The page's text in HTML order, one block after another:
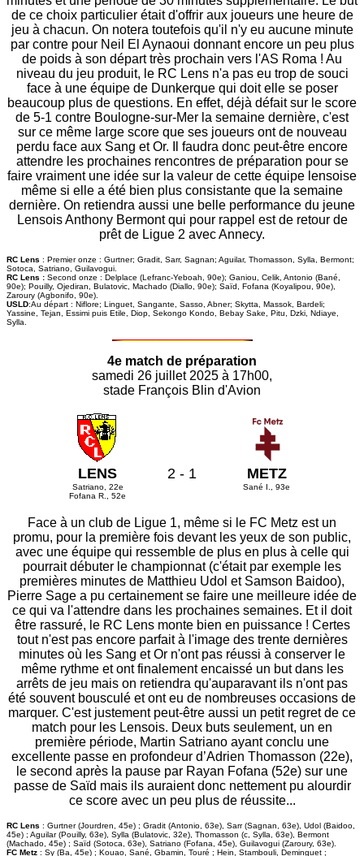
de ce choix particulier était d'offrir aux joueurs une heure de
jeu à chacun. On notera toutefois qu'il n'y eu aucune minute
par contre pour Neil El Aynaoui donnant encore un peu plus
de poids à son départ très prochain vers l'AS Roma ! Au
niveau du jeu produit, le RC Lens n'a pas eu trop de souci
face à une équipe de Dunkerque qui doit elle se poser
beaucoup plus de questions. En effet, déjà défait sur le score
de 5-1 contre Boulogne-sur-Mer la semaine dernière, c'est
sur ce même large score que ses joueurs ont de nouveau
perdu face aux Sang et Or. Il faudra donc peut-être encore
attendre les prochaines rencontres de préparation pour se
faire vraiment une idée sur la valeur de cette équipe lensoise
même si elle a été bien plus consistante que la semaine
dernière. On retiendra aussi une belle performance du jeune
Lensois Anthony Bermont qui pour rappel est de retour de
prêt de Ligue 2 avec Annecy.
RC Lens : Premier onze : Gurtner; Gradit, Sarr, Sagnan; Aguilar, Thomasson, Sylla, Bermont;
Sotoca, Satriano, Guilavogui.
RC Lens : Second onze : Delplace (Lefranc-Yeboah, 90e); Ganiou, Celik, Antonio (Bané,
90e); Pouilly, Ojediran, Bulatovic, Machado (Diallo, 90e); Saïd, Fofana (Koyalipou, 90e),
Zaroury (Agbonifo, 90e).
USLD:Au départ : Niflore; Linguet, Sangante, Sasso, Abner; Skytta, Massok, Bardeli;
Yassine, Tejan, Essimi puis Etile, Diop, Sekongo Kondo, Bebay Sake, Pitu, Dzki, Ndiaye,
Sylla.
4e match de préparation
samedi 26 juillet 2025 à 17h00,
stade François Blin d'Avion
LENS
Satriano, 22e
Fofana R., 52e
2 - 1 METZ
Sané I., 93e
Face à un club de Ligue 1, même si le FC Metz est un
promu, pour la première fois devant les yeux de son public,
avec une équipe qui ressemble de plus en plus à celle qui
pourrait débuter le championnat (c'était par exemple les
premières minutes de Matthieu Udol et Samson Baidoo),
Pierre Sage a pu certainement se faire une meilleure idée de
ce qui va l'attendre dans les prochaines semaines. Et il doit
être rassuré, le RC Lens monte bien en puissance ! Certes
tout n'est pas encore parfait à l'image des trente dernières
minutes où les Sang et Or n'ont pas réussi à conserver le
même rythme et ont finalement encaissé un but dans les
arrêts de jeu mais on retiendra qu'auparavant ils n'ont pas
été souvent bousculé et ont eu de nombreuses occasions de
marquer. C'est justement peut-être aussi un petit regret de ce
match pour les Lensois. Deux buts seulement, un en
première période, Martin Satriano ayant conclu une
excellente passe en profondeur d’Adrien Thomasson (22e),
le second après la pause par Rayan Fofana (52e) sur une
passe de Saïd mais ils auraient donc nettement pu alourdir
ce score avec un peu plus de réussite...
RC Lens : Gurtner (Jourdren, 45e) ; Gradit (Antonio, 63e), Sarr (Sagnan, 63e), Udol (Baidoo,
45e) ; Aguilar (Pouilly, 63e), Sylla (Bulatovic, 32e), Thomasson (c, Sylla, 63e), Bermont
(Machado, 45e) ; Saïd (Sotoca, 63e), Satriano (Fofana, 45e), Guilavogui (Zaroury, 63e).
FC Metz : Sy (Ba, 45e) ; Kouao, Sané, Gbamin, Touré ; Hein, Stambouli, Deminguet ;